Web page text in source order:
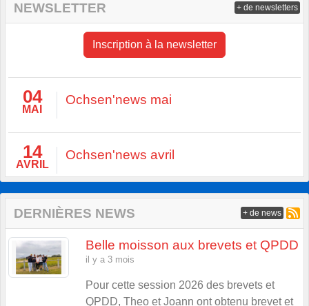
NEWSLETTER
Inscription à la newsletter
04
MAI
Ochsen'news mai
14
AVRIL
Ochsen'news avril
+ de newsletters
DERNIÈRES NEWS
Belle moisson aux brevets et QPDD
il y a 3 mois
Pour cette session 2026 des brevets et
QPDD, Theo et Joann ont obtenu brevet et
+ de news